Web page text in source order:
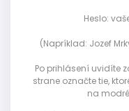
Heslo:
(Napríklad: Jozef
Po prihlásení uvidíte
strane označte tie,
na